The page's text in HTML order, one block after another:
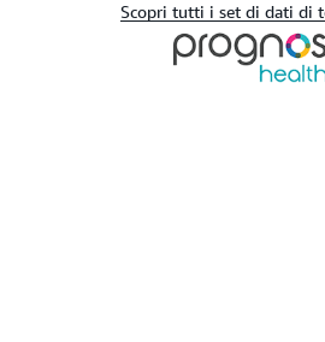
Scopri tutti i set di dati di